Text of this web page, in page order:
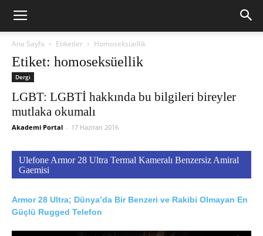
Ana Sayfa Etiketler Homoseksüellik
Etiket: homoseksüellik
Dergi
LGBT: LGBTİ hakkında bu bilgileri bireyler
mutlaka okumalı
Akademi Portal - 17 Haziran 2016
Ulefone Armor 28 Ultra Termal Kameralı Benzersiz Amiral
Gaemisi
Armor 28 Ultra; Dünya’da Bir Benzeri ve Rakibi Olmayan En
Güçlü Rugged Telefon